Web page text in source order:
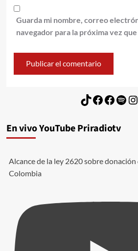
Guarda mi nombre, correo
navegador para la próxima vez
TikTok
Facebook
En vivo YouTube Priradiotv
Alcance de la ley 2620 sobre donación
Colombia